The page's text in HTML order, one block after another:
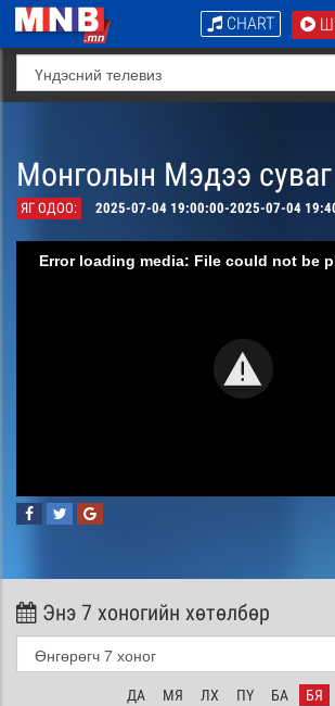
CHART
Монголын Мэдээ
ЯГ ОДОО: 2025-07-04 19:00:00-2025-07-04
Error loading media: File could not be
Энэ 7 хоногийн хөтөлбөр
ДА МЯ ЛХ ПҮ БА БЯ